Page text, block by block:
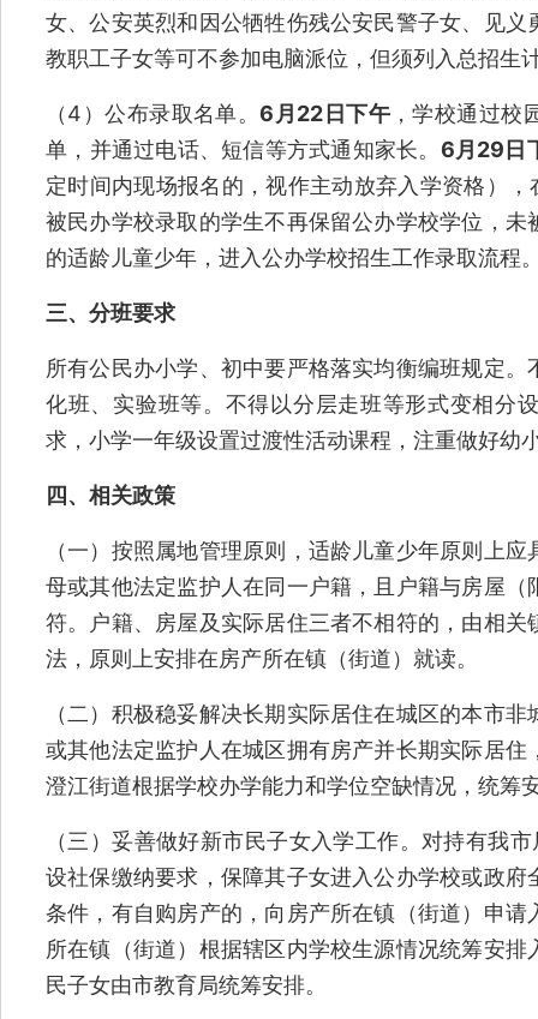
女、公安英烈和因公牺牲伤残公安民警子女、见
教职工子女等可不参加电脑派位，但须列入总招生
（4）公布录取名单。6月22日下午，学校通过校
单，并通过电话、短信等方式通知家长。 6月29日
定时间内现场报名的，视作主动放弃入学资格）
被民办学校录取的学生不再保留公办学校学位，
的适龄儿童少年，进入公办学校招生工作录取流程
三、分班要求
所有公民办小学、初中要严格落实均衡编班规定
化班、实验班等。不得以分层走班等形式变相分
求，小学一年级设置过渡性活动课程，注重做好幼
四、相关政策
（一）按照属地管理原则，适龄儿童少年原则上
母或其他法定监护人在同一户籍，且户籍与房屋
符。户籍、房屋及实际居住三者不相符的，由相
法，原则上安排在房产所在镇（街道）就读。
（二）积极稳妥解决长期实际居住在城区的本市
或其他法定监护人在城区拥有房产并长期实际居
澄江街道根据学校办学能力和学位空缺情况，统筹
（三）妥善做好新市民子女入学工作。对持有我
设社保缴纳要求，保障其子女进入公办学校或政
条件，有自购房产的，向房产所在镇（街道）申
所在镇（街道）根据辖区内学校生源情况统筹安
民子女由市教育局统筹安排。